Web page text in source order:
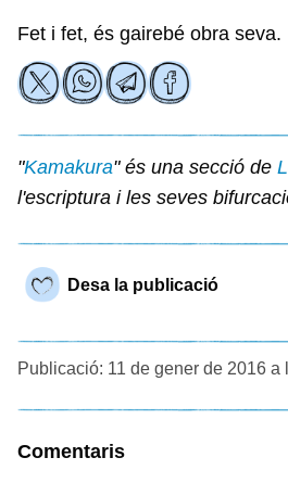
Fet i fet, és gairebé obra seva.
"Kamakura" és una secció de
l'escriptura i les seves
Desa la publicació
Publicació: 11 de gener de 2016 a
Comentaris